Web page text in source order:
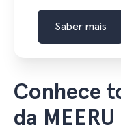
Saber mais
Conhece
da MEERU